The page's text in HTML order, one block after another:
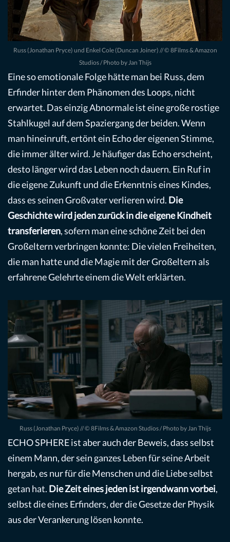
Russ (Jonathan Pryce) und Enkel Cole (Duncan Joiner) // © 8Films & Amazon
Studios / Photo by Jan Thijs
Eine so emotionale Folge hätte man bei Russ, dem
Erfinder hinter dem Phänomen des Loops, nicht
erwartet. Das einzig Abnormale ist eine große rostige
Stahlkugel auf dem Spaziergang der beiden. Wenn
man hineinruft, ertönt ein Echo der eigenen Stimme,
die immer älter wird. Je häufiger das Echo erscheint,
desto länger wird das Leben noch dauern. Ein Ruf in
die eigene Zukunft und die Erkenntnis eines Kindes,
dass es seinen Großvater verlieren wird. Die
Geschichte wird jeden zurück in die eigene Kindheit
transferieren, sofern man eine schöne Zeit bei den
Großeltern verbringen konnte: Die vielen Freiheiten,
die man hatte und die Magie mit der Großeltern als
erfahrene Gelehrte einem die Welt erklärten.
Russ (Jonathan Pryce) // © 8Films & Amazon Studios / Photo by Jan Thijs
ECHO SPHERE ist aber auch der Beweis, dass selbst
einem Mann, der sein ganzes Leben für seine Arbeit
hergab, es nur für die Menschen und die Liebe selbst
getan hat. Die Zeit eines jeden ist irgendwann vorbei,
selbst die eines Erfinders, der die Gesetze der Physik
aus der Verankerung lösen konnte.